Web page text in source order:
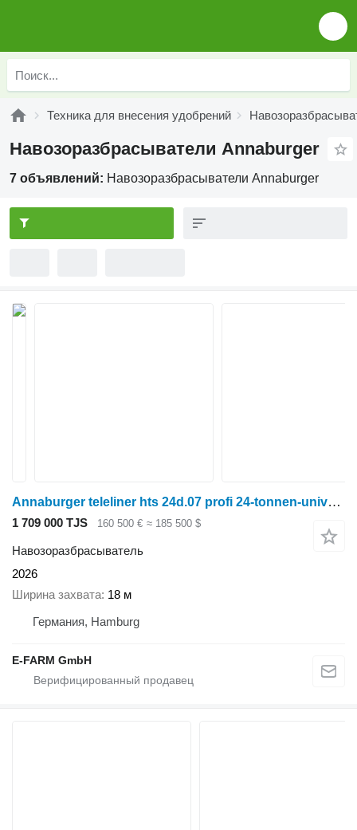
Техника для внесения удобрений
Навозоразбрасыватели Annaburger
7 объявлений: Навозоразбрасыватели Annaburger
Annaburger teleliner hts 24d.07 profi 24-tonnen-universalstreuer und häckse
1 709 000 TJS 160 500 € ≈ 185 500 $
Навозоразбрасыватель
2026
Ширина захвата 18 м
Германия, Hamburg
E-FARM GmbH